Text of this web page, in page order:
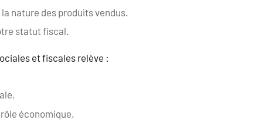
nature des produits vendus.
statut fiscal.
et fiscales relève :
économique.